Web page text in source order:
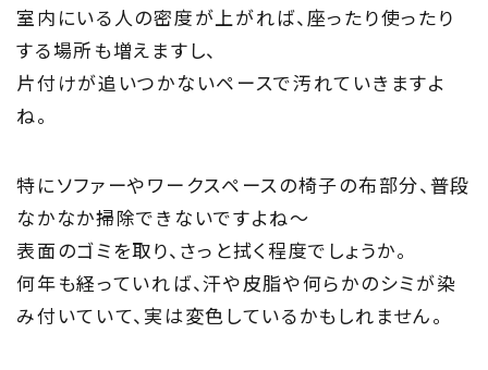
Philosophy
私たちの目指す家づくり
住まい夢ネット加盟工務店
Project
私たちの取り組み
室内にいる人の密度が上がれば、座ったり使ったり
する場所も増えますし、
片付けが追いつかないペースで汚れていきますよ
ね。
特にソファーやワークスペースの椅子の布部分、普段
なかなか掃除できないですよね～
表面のゴミを取り、さっと拭く程度でしょうか。
何年も経っていれば、汗や皮脂や何らかのシミが染
み付いていて、実は変色しているかもしれません。